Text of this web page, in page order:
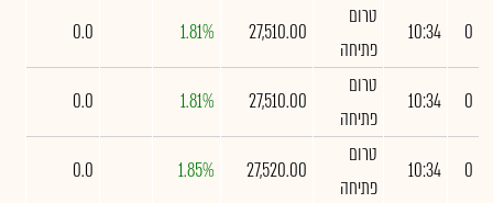
0
10:34
טרום
פתיחה
27,510.00
1.81%
0.0
0
10:34
טרום
פתיחה
27,510.00
1.81%
0.0
0
10:34
טרום
פתיחה
27,520.00
1.85%
0.0